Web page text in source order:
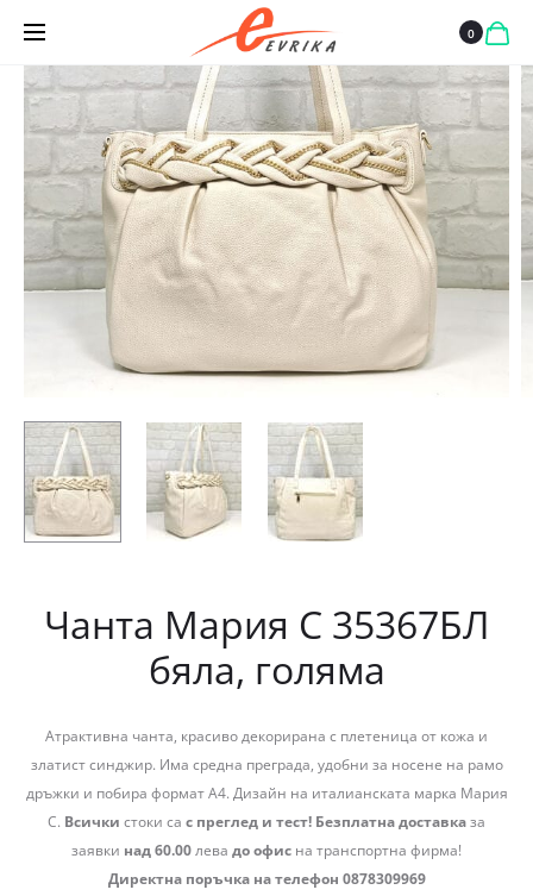
0
ГОЛЯМА
Чанта Мария С 35367БЛ
бяла, голяма
Атрактивна чанта, красиво декорирана с плетеница от кожа и
златист синджир. Има средна преграда, удобни за носене на рамо
дръжки и побира формат А4. Дизайн на италианската марка Мария
С. Всички стоки са с преглед и тест! Безплатна доставказа
заявки над 60.00лева до офис на транспортна фирма!
Директна поръчка на телефон 0878309969